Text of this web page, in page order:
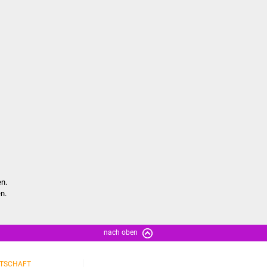
nach oben